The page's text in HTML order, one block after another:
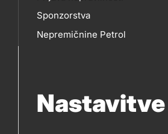
Sponzorstva
Nepremičnine Petrol